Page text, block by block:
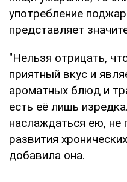
употребление
представляет
"Нельзя отрицать,
приятный вкус и
ароматных блюд и
есть её лишь
наслаждаться ею, не
развития
добавила она.